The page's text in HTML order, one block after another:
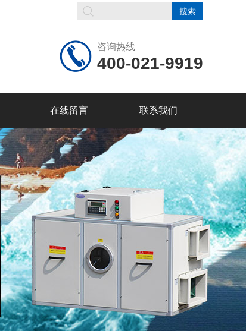
咨询热线
400-021-9919
在线留言 联系我们